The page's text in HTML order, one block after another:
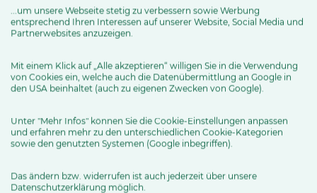
MEHR ERFAHREN
...um unsere Webseite stetig zu verbessern sowie Werbung
entsprechend Ihren Interessen auf unserer Website, Social Media und
Partnerwebsites anzuzeigen.
Mit einem Klick auf „Alle akzeptieren“ willigen Sie in die Verwendung
von Cookies ein, welche auch die Datenübermittlung an Google in
den USA beinhaltet (auch zu eigenen Zwecken von Google).
Unter "Mehr Infos" können Sie die Cookie-Einstellungen anpassen
und erfahren mehr zu den unterschiedlichen Cookie-Kategorien
sowie den genutzten Systemen (Google inbegriffen).
Das ändern bzw. widerrufen ist auch jederzeit über unsere
Datenschutzerklärung möglich.